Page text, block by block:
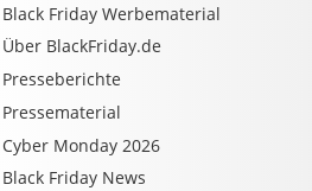
Black Friday Werbematerial
Über BlackFriday.de
Presseberichte
Pressematerial
Cyber Monday 2026
Black Friday News